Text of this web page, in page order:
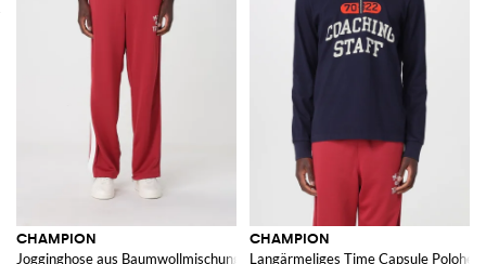
CHAMPION
Jogginghose aus Baumwollmischung mit elastischem Bund und Taschen
CHAMPION
Langärmeliges Time Capsule